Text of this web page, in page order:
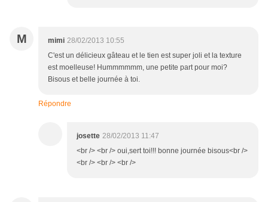
M mimi 28/02/2013 10:55
C'est un délicieux gâteau et le tien est super joli et la texture
est moelleuse! Hummmmmm, une petite part pour moi?
Bisous et belle journée à toi.
Répondre
josette 28/02/2013 11:47
<br /> <br /> oui,sert toi!!! bonne journée bisous<br />
<br /> <br /> <br />